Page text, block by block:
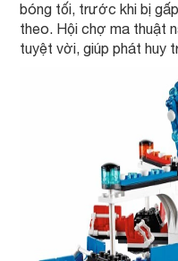
bóng tối, trước khi bị
theo. Hội chợ ma thuật
tuyệt vời, giúp phát huy